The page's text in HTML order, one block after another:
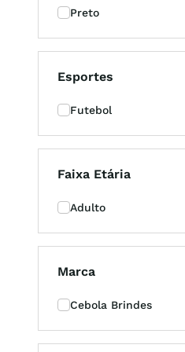
Preto
Esportes
Futebol
Faixa Etária
Adulto
Marca
Cebola Brindes